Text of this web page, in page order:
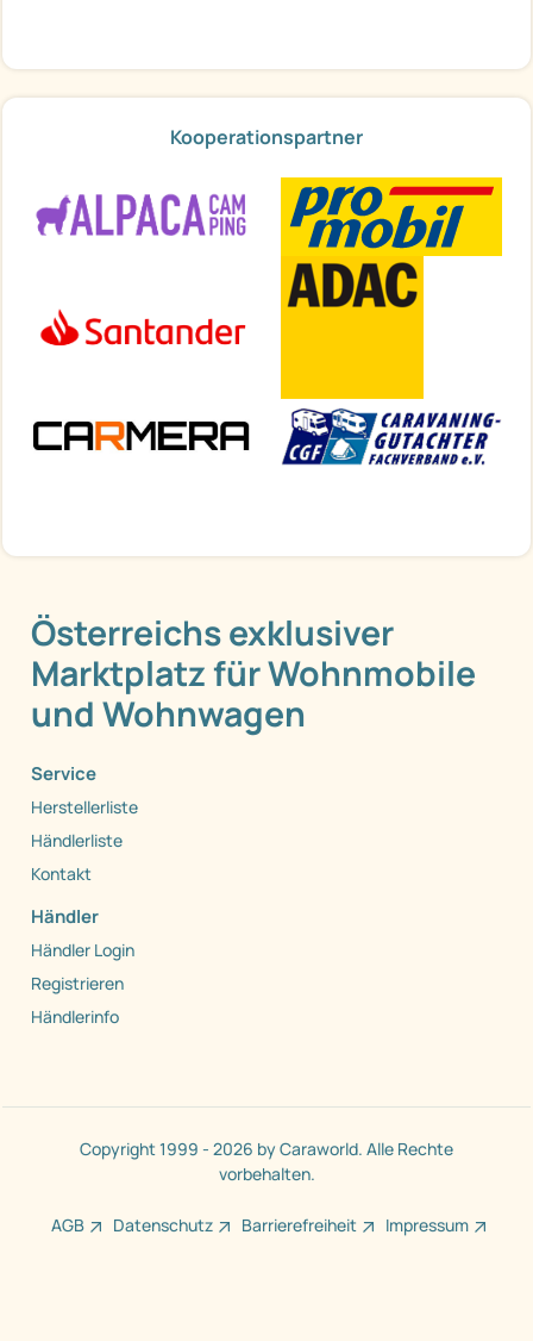
Kooperationspartner
Österreichs exklusiver
Marktplatz für Wohnmobile
und Wohnwagen
Service
Herstellerliste
Händlerliste
Kontakt
Händler
Händler Login
Registrieren
Händlerinfo
Copyright 1999 - 2026 by Caraworld. Alle Rechte
vorbehalten.
AGB Datenschutz Barrierefreiheit Impressum